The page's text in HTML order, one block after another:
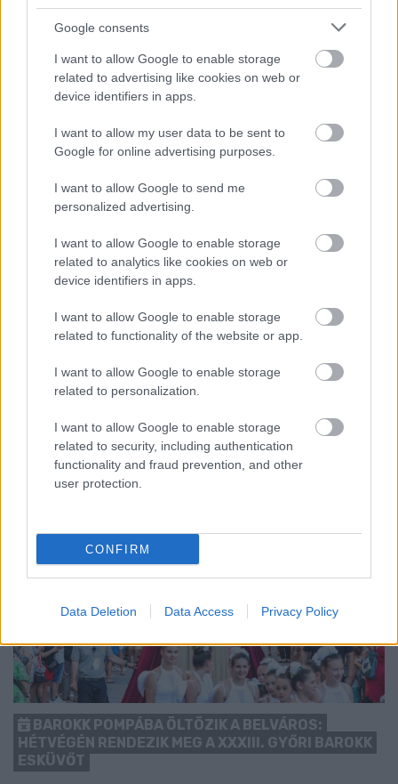
Google consents
I want to allow Google to enable storage
related to advertising like cookies on web or
device identifiers in apps.
I want to allow my user data to be sent to
Google for online advertising purposes.
I want to allow Google to send me
personalized advertising.
I want to allow Google to enable storage
related to analytics like cookies on web or
device identifiers in apps.
I want to allow Google to enable storage
related to functionality of the website or app.
I want to allow Google to enable storage
related to personalization.
I want to allow Google to enable storage
related to security, including authentication
functionality and fraud prevention, and other
user protection.
CONFIRM
Data Deletion Data Access Privacy Policy
ENERGIATAKARÉKOSSÁG: KORÁBBAN KEZDŐDIK
A GYŐRI AUDI ETO KC PÉNTEKI FELKÉSZÜLÉSI
Az energiaellátás tehermentesítése érdekében másfél órával
kezdését.
BAROKK POMPÁBA ÖLTÖZIK A BELVÁROS:
HÉTVÉGÉN RENDEZIK MEG A XXXIII. GYŐRI BAROKK
ESKÜVŐT